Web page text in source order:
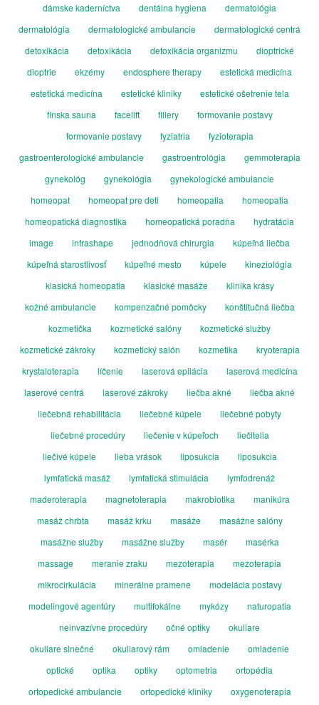
dámske kaderníctva
dentálna hygiena
dermatológia
dermatológia
dermatologické ambulancie
dermatologické centrá
detoxikácia
detoxikácia detoxikácia organizmu
dioptrické
dioptrie
ekzémy endosphere therapy
estetická medicína
estetická medicína
estetické kliniky
estetické ošetrenie tela
fínska sauna
facelift fillery
formovanie postavy
formovanie postavy
fyziatria
fyzioterapia
gastroenterologické ambulancie
gastroentrológia
gemmoterapia
gynekológ
gynekológia
gynekologické ambulancie
homeopat
homeopat pre deti homeopatia
homeopatia
homeopatická diagnostika
homeopatická poradňa
hydratácia
image
infrashape jednodňová chirurgia
kúpeľná liečba
kúpeľná starostlivosť
kúpeľné mesto kúpele
kineziológia
klasická homeopatia
klasické masáže
klinika krásy
kožné ambulancie
kompenzačné pomôcky
konštitučná liečba
kozmetička
kozmetické salóny
kozmetické služby
kozmetické zákroky
kozmetický salón kozmetika
kryoterapia
krystaloterapia
líčenie laserová epilácia
laserová medicína
laserové centrá
laserové zákroky liečba akné
liečba akné
liečebná rehabilitácia
liečebné kúpele
liečebné pobyty
liečebné procedúry
liečenie v kúpeľoch
liečitelia
liečivé kúpele
lieba vrások liposukcia
liposukcia
lymfatická masáž
lymfatická stimulácia
lymfodrenáž
maderoterapia
magnetoterapia makrobiotika
manikúra
masáž chrbta
masáž krku masáže
masážne salóny
masážne služby
masážne služby masér
masérka
massage
meranie zraku mezoterapia
mezoterapia
mikrocirkulácia
minerálne pramene
modelácia postavy
modelingové agentúry
multifokálne mykózy
naturopatia
neinvazívne procedúry
očné optiky
okuliare
okuliare slnečné
okuliarový rám omladenie
omladenie
optické
optika optiky optometria
ortopédia
ortopedické ambulancie
ortopedické kliniky
oxygenoterapia